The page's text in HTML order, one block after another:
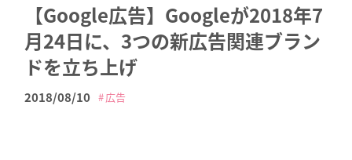
【Google広告】Googleが2018年7
月24日に、3つの新広告関連ブラン
ドを立ち上げ
2018/08/10 広告